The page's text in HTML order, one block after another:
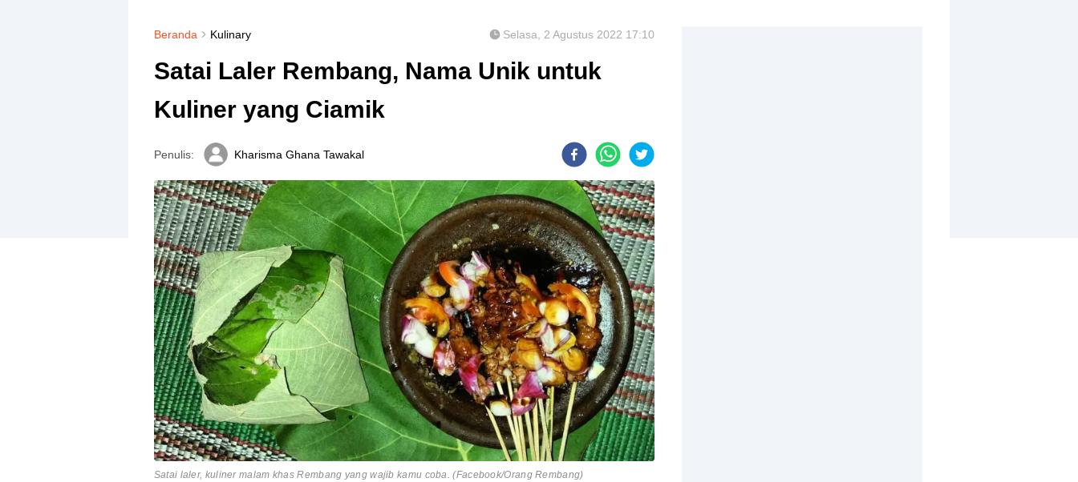
Beranda Kulinary Selasa, 2 Agustus 2022 17:10
Satai Laler Rembang, Nama Unik untuk
Kuliner yang Ciamik
Penulis: Kharisma Ghana Tawakal
Satai laler, kuliner malam khas Rembang yang wajib kamu coba. (Facebook/Orang Rembang)